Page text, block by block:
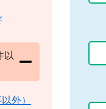
以
外）